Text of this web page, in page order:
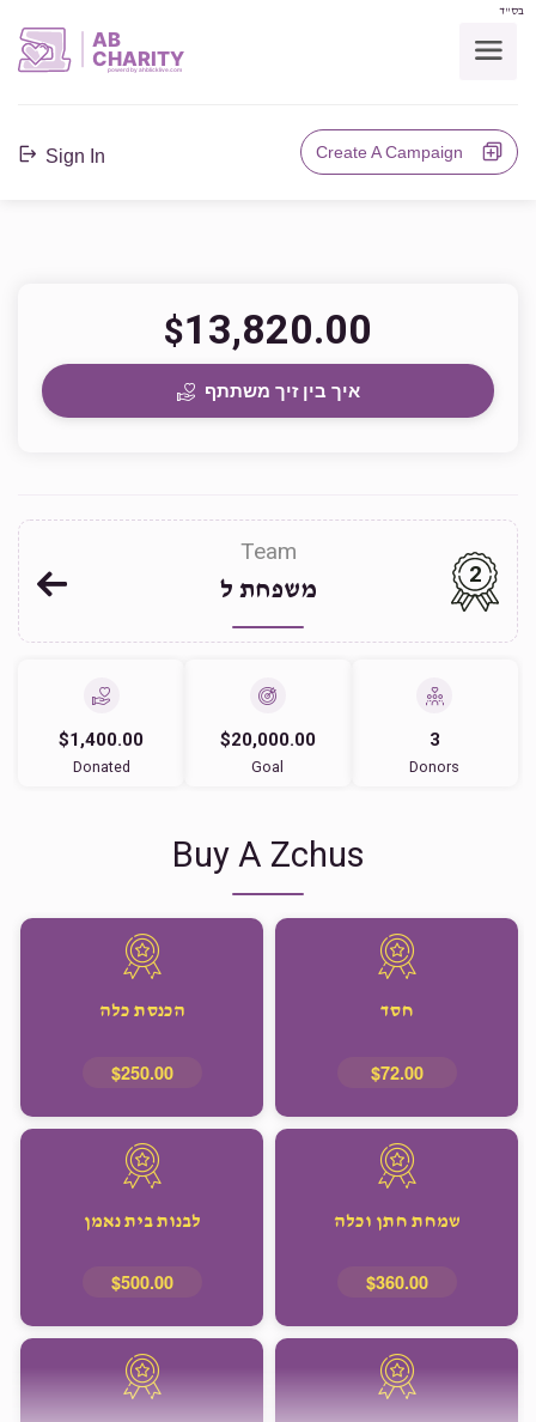
בס"ד
AB
CHARITY
powerd by ahblicklive.com
Sign In Create A Campaign
$13,820.00
איך בין זיך משתתף
Team
משפחת ל
2
$1,400.00
Donated
$20,000.00
Goal
3
Donors
Buy A Zchus
חסד
$72.00
הכנסת כלה
$250.00
שמחת חתן וכלה
$360.00
לבנות בית נאמן
$500.00